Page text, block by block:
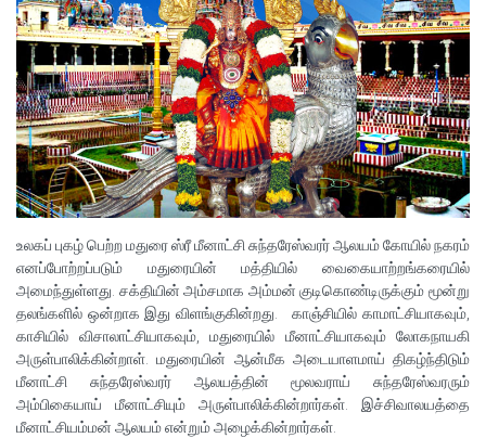
உலகப் புகழ் பெற்ற மதுரை ஸ்ரீ மீனாட்சி சுந்தரேஸ்வரர் ஆலயம் கோயில் நகரம்
எனப்போற்றப்படும் மதுரையின் மத்தியில் வைகையாற்றங்கரையில்
அமைந்துள்ளது. சக்தியின் அம்சமாக அம்மன் குடிகொண்டிருக்கும் மூன்று
தலங்களில் ஒன்றாக இது விளங்குகின்றது. காஞ்சியில் காமாட்சியாகவும்,
காசியில் விசாலாட்சியாகவும், மதுரையில் மீனாட்சியாகவும் லோகநாயகி
அருள்பாலிக்கின்றாள். மதுரையின் ஆன்மீக அடையாளமாய் திகழ்ந்திடும்
மீனாட்சி சுந்தரேஸ்வரர் ஆலயத்தின் மூலவராய் சுந்தரேஸ்வரரும்
அம்பிகையாய் மீனாட்சியும் அருள்பாலிக்கின்றார்கள். இச்சிவாலயத்தை
மீனாட்சியம்மன் ஆலயம் என்றும் அழைக்கின்றார்கள்.